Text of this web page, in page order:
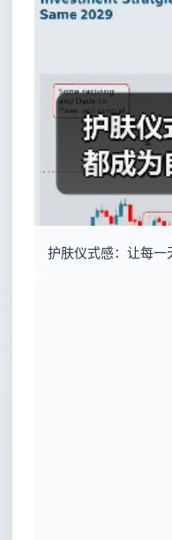
护肤仪式感：让每一